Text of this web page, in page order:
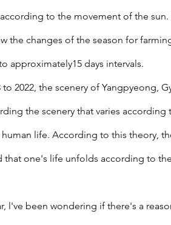
to the movement of the sun.
the changes of the season for
approximately15 days intervals.
2022, the scenery of Yangpyeong,
the scenery that varies according
life. According to this theory,
one's life unfolds according to
l've been wondering if there's a